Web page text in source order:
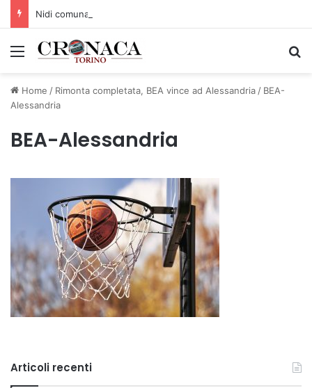
Menu
Home / Rimonta completata, BEA vince ad Alessandria/ BEA-
Alessandria
BEA-Alessandria
Articoli recenti